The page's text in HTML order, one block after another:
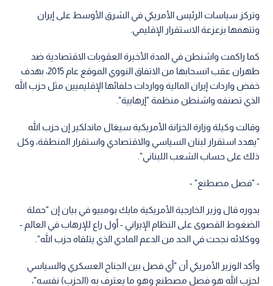
وتركز سياسات الرئيس الأمريكي في الشرق الأوسط على إيران
وتتهمها بزعزعة الاستقرار الإقليمي.
كما راكمت واشنطن في المدة الأخيرة العقوبات الاقتصادية ضد
طهران عقب انسحابها من الاتفاق النووي الموقع عام 2015، بهدف
خفض واردات إيران المالية وواردات حلفائها الإقليميين مثل حزب الله
الذي تصنفه واشنطن منظمة "إرهابية".
وقالت وكيلة وزارة الخزانة الأمريكية سيغال ماندلكير إن حزب الله
"يهدد استقرار لبنان السياسي والاقتصادي واستقرار المنطقة، وكل
ذلك على حساب الشعب اللبناني".
- "فصل مصطنع" -
بدوره قال وزير الخارجية الأمريكية مايك بومبيو في بيان إن "حملة
الضغوط القصوى على النظام الإيراني - أول راع للإرهاب في العالم -
ووكلائه نجحت في الحد من الدعم المادي الذي يتلقاه حزب الله".
وأكد الوزير الأمريكي أن "أي فصل بين الجناح العسكري والسياسي
لحزب الله هو فصل مصطنع وهو ما يعترف به (الحزب) نفسه"،